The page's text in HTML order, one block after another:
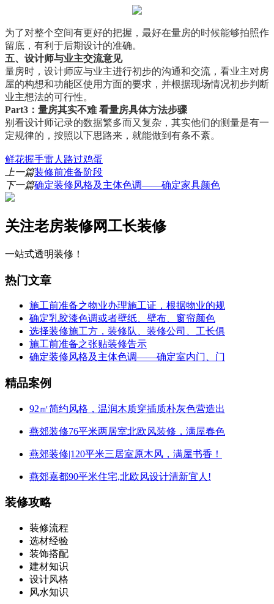
为了对整个空间有更好的把握，最好在量房的时候能够拍照作
留底，有利于后期设计的准确。
五、设计师与业主交流意见
量房时，设计师应与业主进行初步的沟通和交流，看业主对房
屋的构想和功能区使用方面的要求，并根据现场情况初步判断
业主想法的可行性。
Part3：量房其实不难 看量房具体方法步骤
别看设计师记录的数据繁多而又复杂，其实他们的测量是有一
定规律的，按照以下思路来，就能做到有条不紊。
鲜花握手雷人 路过鸡蛋
上一篇装修前准备阶段
下一篇确定装修风格及主体色调——确定家具颜色
关注老房装修网工长装修
一站式透明装修！
热门文章
施工前准备之物业办理施工证，根据物业的规
确定乳胶漆色调或者壁纸、壁布、窗帘颜色
选择装修施工方，装修队、装修公司、工长俱
施工前准备之张贴装修告示
确定装修风格及主体色调——确定室内门、门
精品案例
92㎡简约风格，温润木质穿插质朴灰色营造出
燕郊装修76平米两居室北欧风装修，满屋春色
燕郊装修|120平米三居室原木风，满屋书香！
燕郊嘉都90平米住宅,北欧风设计清新宜人!
装修攻略
装修流程
选材经验
装饰搭配
建材知识
设计风格
风水知识